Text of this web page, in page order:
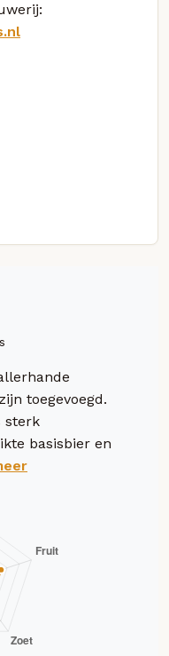
toegevoegd.
sterk
basisbier en